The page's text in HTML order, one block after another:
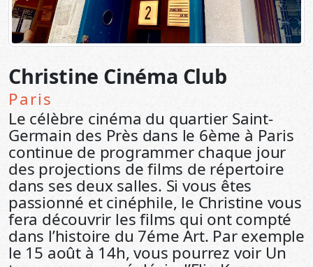
Christine Cinéma Club
Paris
Le célèbre cinéma du quartier Saint-
Germain des Près dans le 6ème à Paris
continue de programmer chaque jour
des projections de films de répertoire
dans ses deux salles. Si vous êtes
passionné et cinéphile, le Christine vous
fera découvrir les films qui ont compté
dans l’histoire du 7éme Art. Par exemple
le 15 août à 14h, vous pourrez voir Un